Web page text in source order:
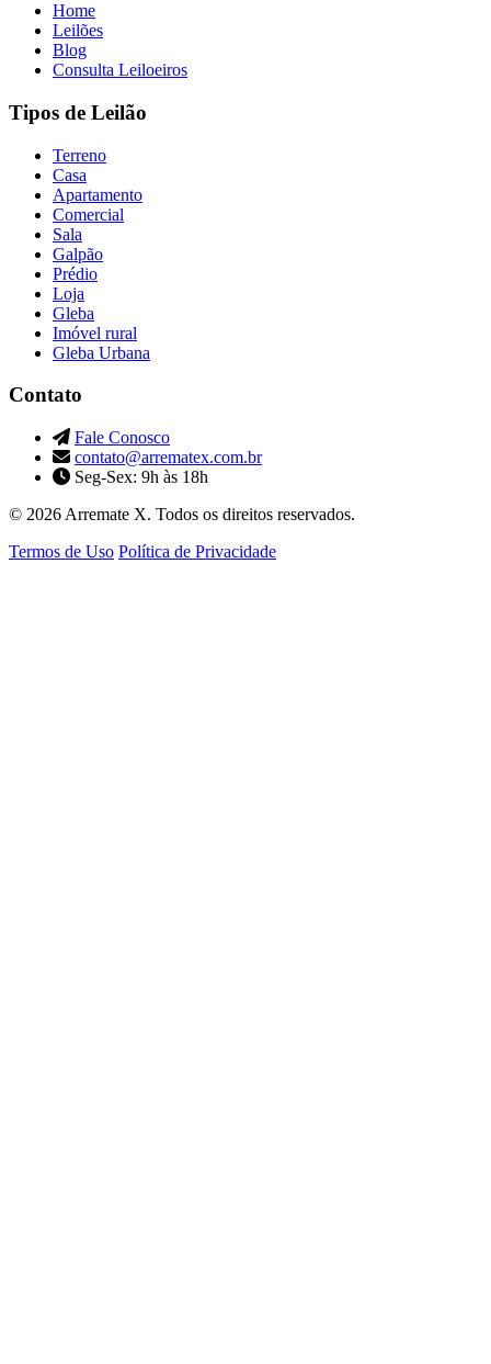
Home
Leilões
Blog
Consulta Leiloeiros
Tipos de Leilão
Terreno
Casa
Apartamento
Comercial
Sala
Galpão
Prédio
Loja
Gleba
Imóvel rural
Gleba Urbana
Contato
Fale Conosco
contato@arrematex.com.br
Seg-Sex: 9h às 18h
© 2026 Arremate X. Todos os direitos reservados.
Termos de Uso Política de Privacidade